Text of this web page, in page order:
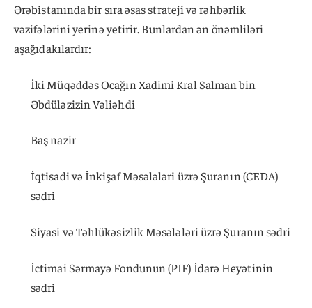
Ərəbistanında bir sıra əsas strateji və rəhbərlik
vəzifələrini yerinə yetirir. Bunlardan ən önəmliləri
aşağıdakılardır:
İki Müqəddəs Ocağın Xadimi Kral Salman bin
Əbdüləzizin Vəliəhdi
Baş nazir
İqtisadi və İnkişaf Məsələləri üzrə Şuranın (CEDA)
sədri
Siyasi və Təhlükəsizlik Məsələləri üzrə Şuranın sədri
İctimai Sərmayə Fondunun (PIF) İdarə Heyətinin
sədri